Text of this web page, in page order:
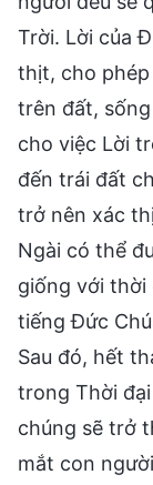
Trời. Lời của
thịt, cho
trên đất,
cho việc Lời
đến trái đất
trở nên xác
Ngài có thể
giống với thời
tiếng Đức
Sau đó, hết
trong Thời
chúng sẽ trở
mắt con